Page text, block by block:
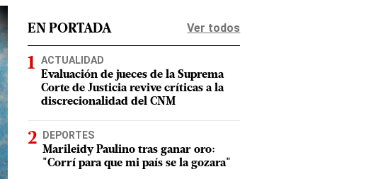
EN PORTADA Ver todos
ACTUALIDAD
Evaluación de jueces de la Suprema
Corte de Justicia revive críticas a la
discrecionalidad del CNM
DEPORTES
Marileidy Paulino tras ganar oro:
"Corrí para que mi país se la gozara"